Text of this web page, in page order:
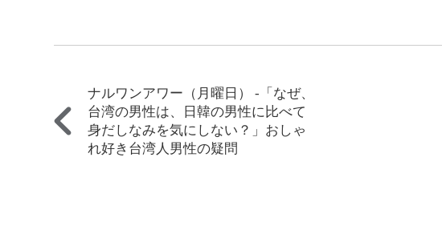
ナルワンアワー（月曜日） -「なぜ、
台湾の男性は、日韓の男性に比べて
身だしなみを気にしない？」おしゃ
れ好き台湾人男性の疑問